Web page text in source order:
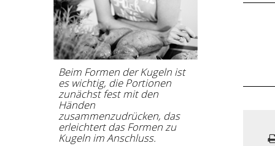
Beim Formen der Kugeln ist
es wichtig, die Portionen
zunächst fest mit den
Händen
zusammenzudrücken, das
erleichtert das Formen zu
Kugeln im Anschluss.